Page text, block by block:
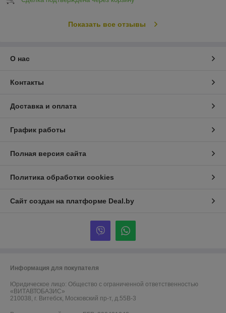
Показать все отзывы
О нас
Контакты
Доставка и оплата
График работы
Полная версия сайта
Политика обработки cookies
Сайт создан на платформе Deal.by
Информация для покупателя
Юридическое лицо: Общество с ограниченной ответственностью
«ВИТАВТОБАЗИС»
210038, г. Витебск, Московский пр-т, д.55В-3